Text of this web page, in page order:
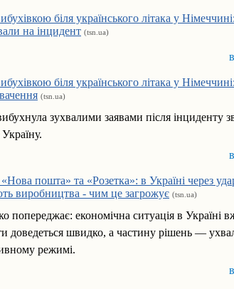
біля українського літака у
на інцидент (tsn.ua)
біля українського літака у
(tsn.ua)
зухвалими заявами після інциденту
пошта» та «Розетка»: в Україні через
виробництва - чим це загрожує (tsn.ua)
попереджає: економічна ситуація в Україні
доведеться швидко, а частину рішень —
режимі.